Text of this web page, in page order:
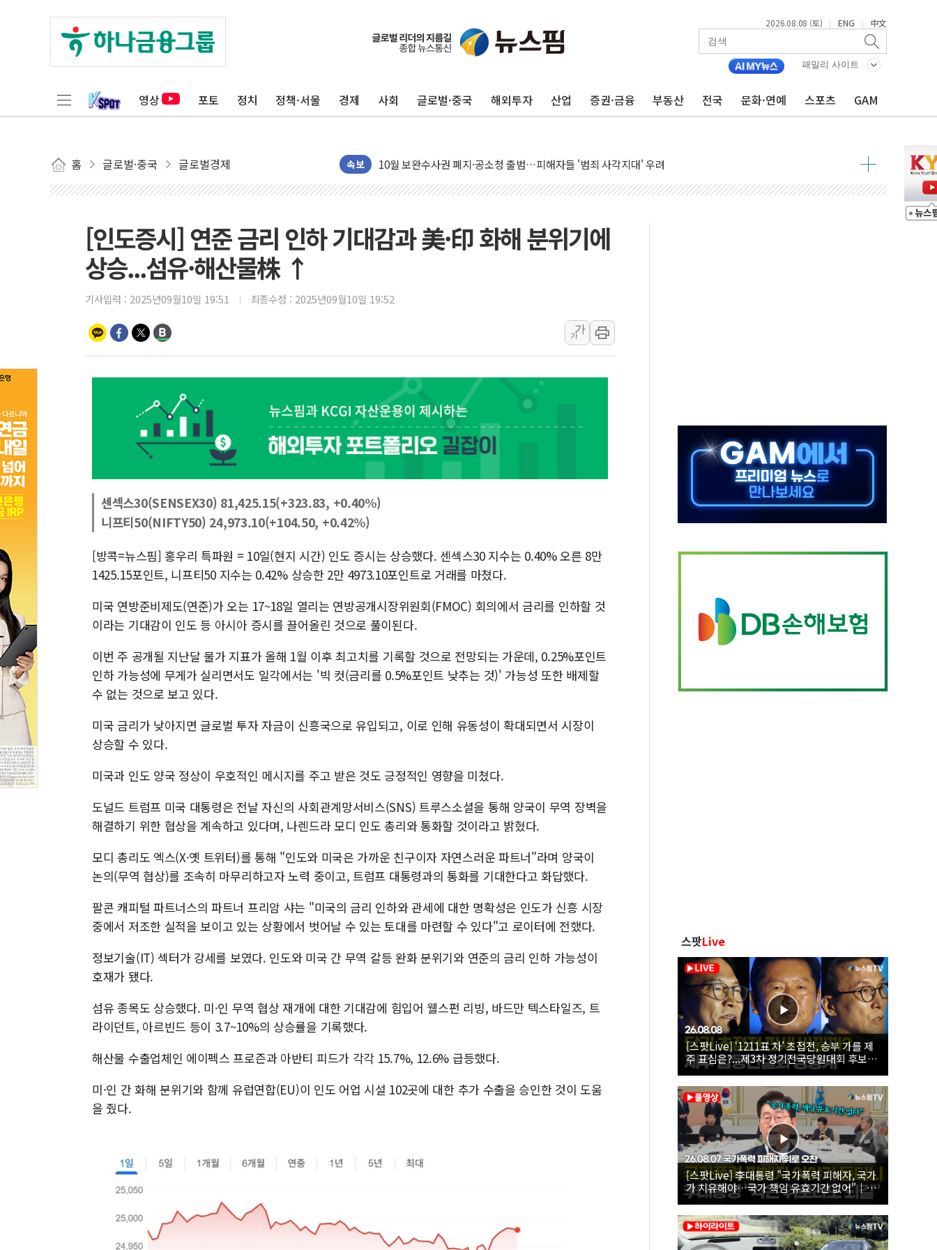
2026.08.08 (토) | ENG | 中文
패밀리 사이트
영상 포토 정치 정책·서울 경제 사회 글로벌·중국 해외투자 산업 증권·금융 부동산 전국 문화·연예 스포츠 GAM
홈 글로벌·중국 글로벌경제 속보
李대통령, 'ISA·주가누르기 방지법' 전면 재검토 지시
'호우 특보' 경북 울진 시간당 20~30mm 강한 비...가뭄 해소될 듯
오세훈 "용산공원 주택 검토, 민주당 스스로 원칙 뒤집는 것"
충북 주말 무더위 지속…청주·진천 35도, 곳곳 소나기
민주당, 오늘 제주·인천 경선 발표...김민석 '재역전' vs 정청래 '격차 확대'
한상협, 업계 개인정보 보안 새판 짠다…'자율규제단체' 타진
트럼프, 쿡 연준 이사 해임 재추진…"26일까지 의혹 소명" 요구
유럽증시, 美 고용 예상 밖 부진에 연준 금리 인상 가능성 낮아지며 상승… STOXX 600 지수는 나흘 연속 최고치
美 항소법원, 백악관 무도회장 공사 중단 명령…트럼프 제동
이란 핵심 원유 수출항 '하르그섬', 최근 1주일 이상 '올스톱'… 美 해상봉쇄 영향
[AI MY 뉴스] 뉴욕 반도체주 프리뷰...美 고용 쇼크에 반도체주 '활짝'
뉴욕증시 프리뷰, 美 고용 쇼크에 금리 인상 우려 후퇴…나스닥 선물 1%대 상승
[종합] 美 7월 고용 2만3000명 감소 '쇼크'…9월 금리 인상 기대 후퇴
[인도증시] 연준 금리 인하 기대감과 美·印 화해 분위기에
상승...섬유·해산물株 ↑
기사입력 : 2025년09월10일 19:51 최종수정 : 2025년09월10일 19:52
가
가
센섹스30(SENSEX30) 81,425.15(+323.83, +0.40%)
니프티50(NIFTY50) 24,973.10(+104.50, +0.42%)
[방콕=뉴스핌] 홍우리 특파원 = 10일(현지 시간) 인도 증시는 상승했다. 센섹스30 지수는 0.40% 오른 8만
1425.15포인트, 니프티50 지수는 0.42% 상승한 2만 4973.10포인트로 거래를 마쳤다.
미국 연방준비제도(연준)가 오는 17~18일 열리는 연방공개시장위원회(FMOC) 회의에서 금리를 인하할 것
이라는 기대감이 인도 등 아시아 증시를 끌어올린 것으로 풀이된다.
이번 주 공개될 지난달 물가 지표가 올해 1월 이후 최고치를 기록할 것으로 전망되는 가운데, 0.25%포인트
인하 가능성에 무게가 실리면서도 일각에서는 '빅 컷(금리를 0.5%포인트 낮추는 것)' 가능성 또한 배제할
수 없는 것으로 보고 있다.
미국 금리가 낮아지면 글로벌 투자 자금이 신흥국으로 유입되고, 이로 인해 유동성이 확대되면서 시장이
상승할 수 있다.
미국과 인도 양국 정상이 우호적인 메시지를 주고 받은 것도 긍정적인 영향을 미쳤다.
도널드 트럼프 미국 대통령은 전날 자신의 사회관계망서비스(SNS) 트루스소셜을 통해 양국이 무역 장벽을
해결하기 위한 협상을 계속하고 있다며, 나렌드라 모디 인도 총리와 통화할 것이라고 밝혔다.
모디 총리도 엑스(X·옛 트위터)를 통해 "인도와 미국은 가까운 친구이자 자연스러운 파트너"라며 양국이
논의(무역 협상)를 조속히 마무리하고자 노력 중이고, 트럼프 대통령과의 통화를 기대한다고 화답했다.
팔콘 캐피털 파트너스의 파트너 프리암 샤는 "미국의 금리 인하와 관세에 대한 명확성은 인도가 신흥 시장
중에서 저조한 실적을 보이고 있는 상황에서 벗어날 수 있는 토대를 마련할 수 있다"고 로이터에 전했다.
정보기술(IT) 섹터가 강세를 보였다. 인도와 미국 간 무역 갈등 완화 분위기와 연준의 금리 인하 가능성이
호재가 됐다.
섬유 종목도 상승했다. 미·인 무역 협상 재개에 대한 기대감에 힘입어 웰스펀 리빙, 바드만 텍스타일즈, 트
라이던트, 아르빈드 등이 3.7~10%의 상승률을 기록했다.
해산물 수출업체인 에이펙스 프로즌과 아반티 피드가 각각 15.7%, 12.6% 급등했다.
미·인 간 화해 분위기와 함께 유럽연합(EU)이 인도 어업 시설 102곳에 대한 추가 수출을 승인한 것이 도움
을 줬다.
스팟Live
[스팟Live] ‘1211표 차’ 초접전, 승부 가를 제
주 표심은?...제3차 정기전국당원대회 후보자
제주 합동연설회 생중계 | 26.08.08
[스팟Live] 李대통령 "국가폭력 피해자, 국가
가 치유해야…국가 책임 유효기간 없어"｜
26.08.07 국가폭력 피해자 위로 오찬